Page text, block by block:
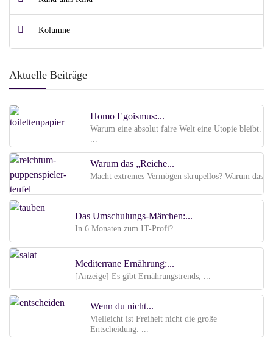
Kolumne
Aktuelle Beiträge
Homo Egoismus:...
Warum eine absolut faire Welt eine Utopie bleibt.
...
Warum das „Reiche...
Macht extremes Vermögen skrupellos? Warum das
...
Das Umschulungs-Märchen:...
In 6 Monaten zum IT-Profi? ...
Mediterrane Ernährung:...
[Anzeige] Es gibt Ernährungstrends, ...
Wenn du nicht...
Vielleicht ist Freiheit nicht die große
Entscheidung. ...